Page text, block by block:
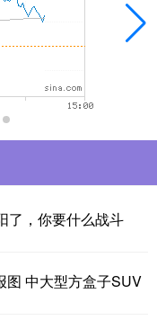
了，你要什么战斗
图 中大型方盒子SUV